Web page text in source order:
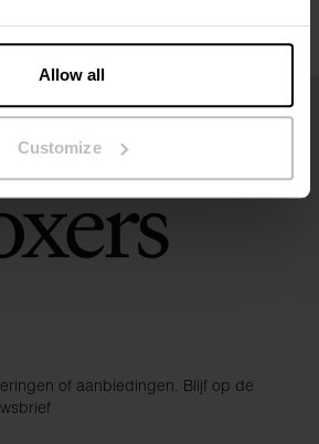
Allow all
Customize
of aanbiedingen. Blijf op de